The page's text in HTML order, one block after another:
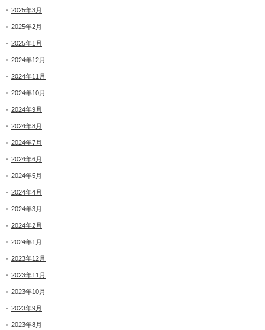
2025年3月
2025年2月
2025年1月
2024年12月
2024年11月
2024年10月
2024年9月
2024年8月
2024年7月
2024年6月
2024年5月
2024年4月
2024年3月
2024年2月
2024年1月
2023年12月
2023年11月
2023年10月
2023年9月
2023年8月